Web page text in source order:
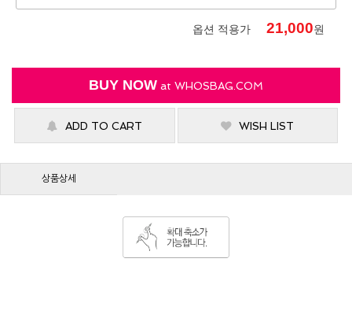
옵션 적용가 21,000원
BUY NOW at WHOSBAG.COM
ADD TO CART WISH LIST
상품상세